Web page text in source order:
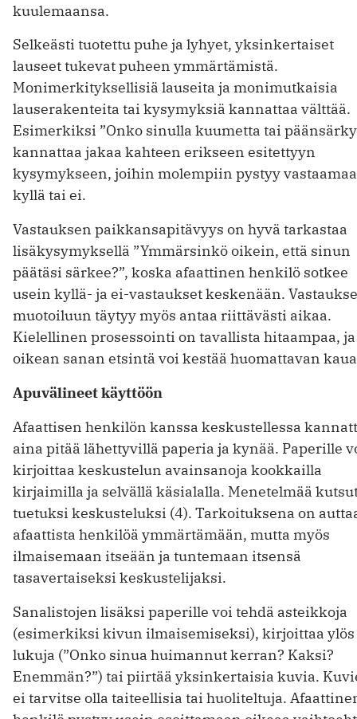
kuulemaansa.
Selkeästi tuotettu puhe ja lyhyet, yksinkertaiset
lauseet tukevat puheen ymmärtämistä.
Monimerkityksellisiä lauseita ja monimutkaisia
lauserakenteita tai kysymyksiä kannattaa välttää.
Esimerkiksi ”Onko sinulla kuumetta tai
kannattaa jakaa kahteen erikseen esitettyyn
kysymykseen, joihin molempiin pystyy
kyllä tai ei.
Vastauksen paikkansapitävyys on hyvä tarkastaa
lisäkysymyksellä ”Ymmärsinkö oikein, että sinun
päätäsi särkee?”, koska afaattinen henkilö sotkee
usein kyllä- ja ei-vastaukset keskenään.
muotoiluun täytyy myös antaa riittävästi aikaa.
Kielellinen prosessointi on tavallista hitaampaa, ja
oikean sanan etsintä voi kestää huomattavan
Apuvälineet käyttöön
Afaattisen henkilön kanssa keskustellessa
aina pitää lähettyvillä paperia ja kynää. Paperille
kirjoittaa keskustelun avainsanoja kookkailla
kirjaimilla ja selvällä käsialalla. Menetelmää
tuetuksi keskusteluksi (4). Tarkoituksena on
afaattista henkilöä ymmärtämään, mutta myös
ilmaisemaan itseään ja tuntemaan itsensä
tasavertaiseksi keskustelijaksi.
Sanalistojen lisäksi paperille voi tehdä asteikkoja
(esimerkiksi kivun ilmaisemiseksi), kirjoittaa ylös
lukuja (”Onko sinua huimannut kerran? Kaksi?
Enemmän?”) tai piirtää yksinkertaisia kuvia.
ei tarvitse olla taiteellisia tai huoliteltuja.